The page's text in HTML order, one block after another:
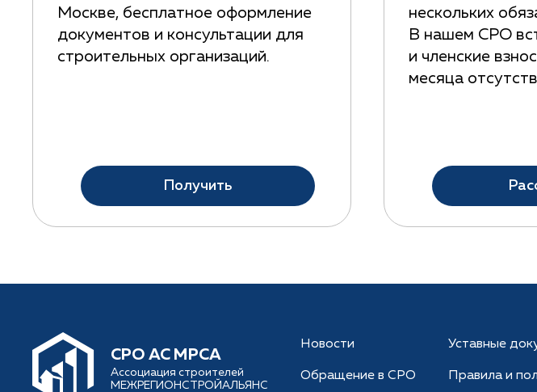
Москве, бесплатное оформление
документов и консультации для
строительных организаций.
Получить
нескольких
В нашем СРО
и членские
месяца
CРО АС МРСА
Ассоциация строителей
МЕЖРЕГИОНСТРОЙАЛЬЯНС
Новости
Обращение в СРО
Уставные
Правила и